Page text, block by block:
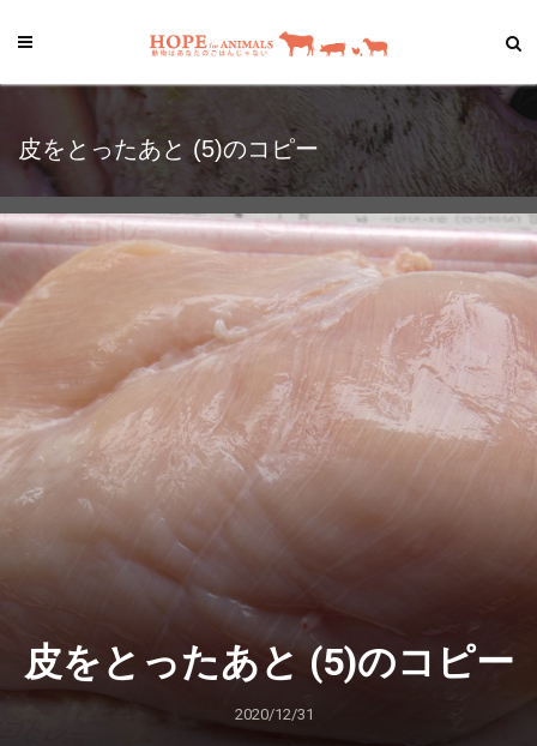
皮をとったあと (5)のコピー
皮をとったあと (5)のコピー
2020/12/31